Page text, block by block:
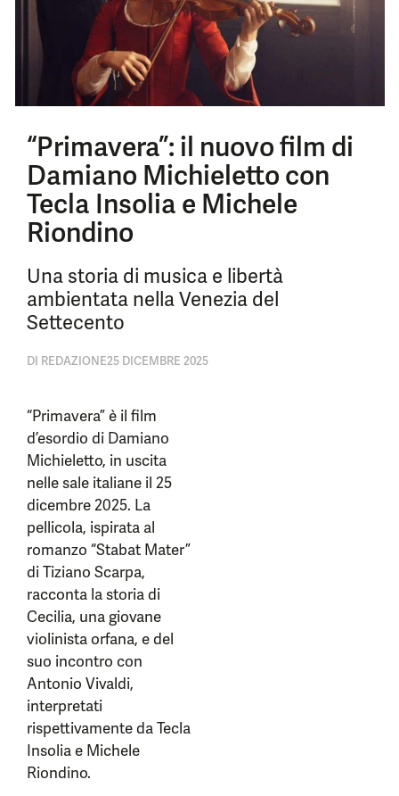
“Primavera”: il nuovo film di
Damiano Michieletto con
Tecla Insolia e Michele
Riondino
Una storia di musica e libertà
ambientata nella Venezia del
Settecento
DI REDAZIONE25 DICEMBRE 2025
“Primavera” è il film
d’esordio di Damiano
Michieletto, in uscita
nelle sale italiane il 25
dicembre 2025. La
pellicola, ispirata al
romanzo “Stabat Mater”
di Tiziano Scarpa,
racconta la storia di
Cecilia, una giovane
violinista orfana, e del
suo incontro con
Antonio Vivaldi,
interpretati
rispettivamente da Tecla
Insolia e Michele
Riondino.